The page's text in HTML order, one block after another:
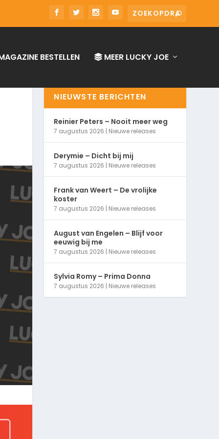
BESTELLEN MEER LUCKY JOE
NIEUWSTE BERICHTEN
Reinier Peters – Nooit meer weg
7 augustus 2026 | Nieuwe releases
Derymie – Dicht bij mij
7 augustus 2026 | Nieuwe releases
Frank van Weert – De vrolijke
koster
7 augustus 2026 | Nieuwe releases
August van Engelen – Blijf voor
eeuwig bij me
7 augustus 2026 | Nieuwe releases
Sylvia Romy – Prima Donna
7 augustus 2026 | Nieuwe releases